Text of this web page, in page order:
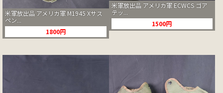
米軍放出品 アメリカ軍 M1945 Xサス
ペン...
1800円
米軍放出品 アメリカ軍 ECWCS ゴア
テッ...
1500円